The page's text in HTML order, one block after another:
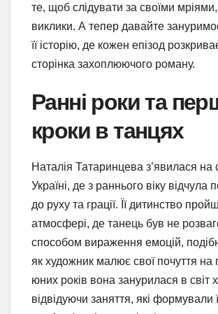
те, щоб слідувати за своїми
виклики. А тепер давайте
її історію, де кожен епізод
сторінка захоплюючого роману.
Ранні роки та
кроки в танцях
Наталія Татаринцева з’явилася на
Україні, де з раннього віку відчула
до руху та грації. Її дитинство
атмосфері, де танець був не
способом вираження емоцій,
як художник малює свої почуття на
юних років вона занурилася в світ
відвідуючи заняття, які формували